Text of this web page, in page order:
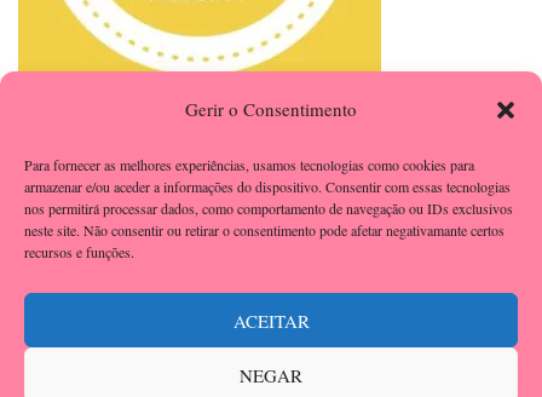
Gerir o Consentimento
Para fornecer as melhores experiências, usamos tecnologias como cookies para
armazenar e/ou aceder a informações do dispositivo. Consentir com essas tecnologias
nos permitirá processar dados, como comportamento de navegação ou IDs exclusivos
neste site. Não consentir ou retirar o consentimento pode afetar negativamante certos
recursos e funções.
ACEITAR
NEGAR